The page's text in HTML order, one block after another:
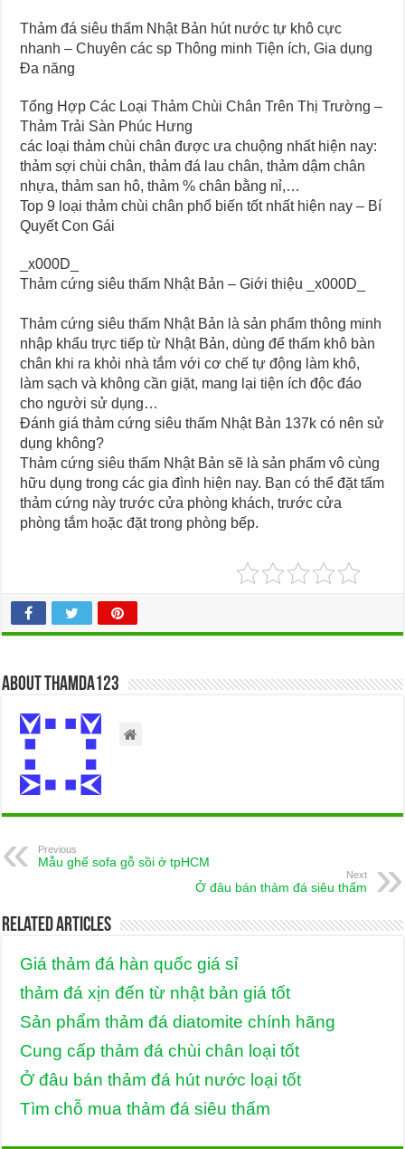
Thảm đá siêu thấm Nhật Bản hút nước tự khô cực
nhanh – Chuyên các sp Thông minh Tiện ích, Gia dụng
Đa năng
Tổng Hợp Các Loại Thảm Chùi Chân Trên Thị Trường –
Thảm Trải Sàn Phúc Hưng
các loại thảm chùi chân được ưa chuộng nhất hiện nay:
thảm sợi chùi chân, thảm đá lau chân, thảm dậm chân
nhựa, thảm san hô, thảm % chân bằng nỉ,…
Top 9 loại thảm chùi chân phổ biến tốt nhất hiện nay – Bí
Quyết Con Gái
_x000D_
Thảm cứng siêu thấm Nhật Bản – Giới thiệu _x000D_
Thảm cứng siêu thấm Nhật Bản là sản phẩm thông minh
nhập khẩu trực tiếp từ Nhật Bản, dùng để thấm khô bàn
chân khi ra khỏi nhà tắm với cơ chế tự động làm khô,
làm sạch và không cần giặt, mang lại tiện ích độc đáo
cho người sử dụng…
Đánh giá thảm cứng siêu thấm Nhật Bản 137k có nên sử
dụng không?
Thảm cứng siêu thấm Nhật Bản sẽ là sản phẩm vô cùng
hữu dụng trong các gia đình hiện nay. Bạn có thể đặt tấm
thảm cứng này trước cửa phòng khách, trước cửa
phòng tắm hoặc đặt trong phòng bếp.
About thamda123
Previous
Mẫu ghế sofa gỗ sồi ở tpHCM
Next
Ở đâu bán thảm đá siêu thấm
Related Articles
Giá thảm đá hàn quốc giá sỉ
thảm đá xịn đến từ nhật bản giá tốt
Sản phẩm thảm đá diatomite chính hãng
Cung cấp thảm đá chùi chân loại tốt
Ở đâu bán thảm đá hút nước loại tốt
Tìm chỗ mua thảm đá siêu thấm